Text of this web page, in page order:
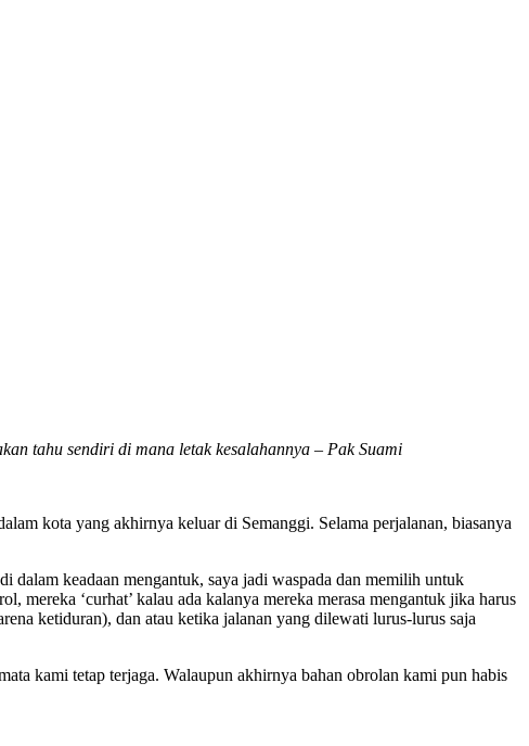
tahu sendiri di mana letak kesalahannya – Pak Suami
kota yang akhirnya keluar di Semanggi. Selama perjalanan, biasanya
dalam keadaan mengantuk, saya jadi waspada dan memilih untuk
mereka ‘curhat’ kalau ada kalanya mereka merasa mengantuk jika harus
ketiduran), dan atau ketika jalanan yang dilewati lurus-lurus saja
kami tetap terjaga. Walaupun akhirnya bahan obrolan kami pun habis